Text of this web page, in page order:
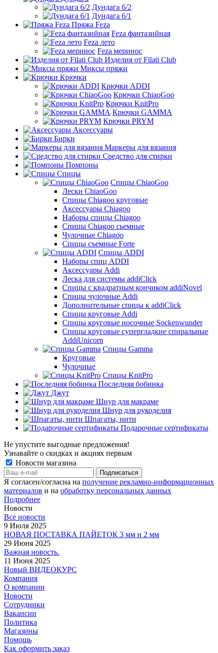
Дундага 6/2
Дундага 6/1
Пряжа Feza
Feza фантазийная
Feza лето
Feza меринос
Изделия от Filati Club
Миксы пряжи
Крючки
Крючки ADDI
Крючки ChiaoGoo
Крючки KnitPro
Крючки GAMMA
Крючки PRYM
Аксессуары
Бирки
Маркеры для вязания
Средство для стирки
Помпоны
Спицы
Спицы ChiaoGoo
Лески ChiaoGoo
Cпицы Сhiagoo круговые
Аксессуары Chiagoo
Наборы спицы Chiagoo
Спицы Chiagoo сьемные
Чулочные Chiagoo
Спицы съемные Forte
Спицы ADDI
Наборы спиц ADDI
Аксессуары Addi
Леска для системы addiClick
Спицы с квадратным кончиком addiNovel
Спицы чулочные Addi
Дополнительные спицы к addiClick
Спицы круговые Addi
Спицы круговые носочные Sockenwunder
Спицы круговые супергладкие спиральные
AddiUnicorn
Спицы Gamma
Круговые
Чулочные
Спицы KnitPro
Последняя бобинка
Джут
Шнур для макраме
Шнур для рукоделия
Шпагаты, нити
Подарочные сертификаты
Не упустите выгодные предложения!
Узнавайте о скидках и акциях первым
Новости магазина
Я согласен/согласна на получение рекламно-информационных
материалов и на обработку персональных данных
Подробнее
Новости
Все новости
9 Июля 2025
НОВАЯ ПОСТАВКА ПАЙЕТОК 3 мм и 2 мм
29 Июня 2025
Важная новость.
11 Июня 2025
Новый ВИДЕОКУРС
Компания
О компании
Новости
Сотрудники
Вакансии
Политика
Магазины
Помощь
Как оформить заказ